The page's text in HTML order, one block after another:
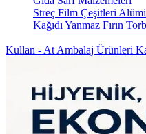
Streç Film Çeşitleri
Kağıdı Yanmaz Fırın
Kullan - At Ambalaj Ürünleri